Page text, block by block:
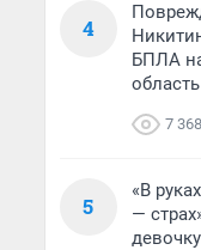
4
БПЛА
область
7 368
5
«В
—